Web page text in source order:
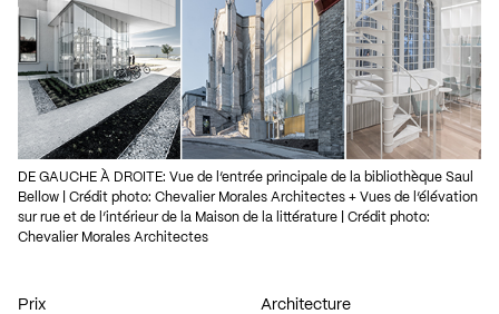
Prix Architecture
DE GAUCHE À DROITE: Vue de l’entrée principale de la bibliothèque Saul
Bellow | Crédit photo: Chevalier Morales Architectes + Vues de l’élévation
sur rue et de l’intérieur de la Maison de la littérature | Crédit photo:
Chevalier Morales Architectes